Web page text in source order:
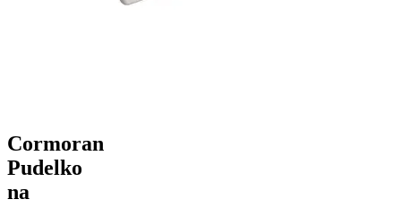
Cormoran
Pudelko
na